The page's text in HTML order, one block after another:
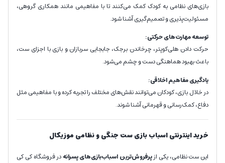
بازی‌های نظامی به کودک کمک می‌کنند تا با مفاهیمی مانند همکاری گروهی،
مسئولیت‌پذیری و تصمیم‌گیری آشنا شود.
توسعه مهارت‌های حرکتی:
حرکت دادن هلی‌کوپتر، چرخاندن برجک، جابجایی سربازان و بازی با اجزای ست،
باعث بهبود هماهنگی دست و چشم می‌شود.
یادگیری مفاهیم اخلاقی:
در خلال بازی، کودکان می‌توانند نقش‌های مختلف را تجربه کرده و با مفاهیمی مثل
دفاع، کمک‌رسانی و قهرمانی آشنا شوند.
خرید اینترنتی اسباب بازی ست جنگی و نظامی موزیکال
این ست نظامی، یکی ازپرفروش‌ترین اسباب‌بازی‌های پسرانهدر فروشگاه کی کی